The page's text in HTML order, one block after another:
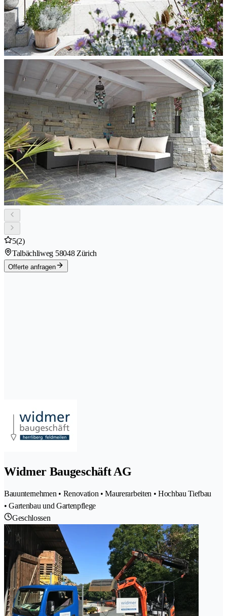
5(2)
Talbächliweg 58048 Zürich
Offerte anfragen
Widmer Baugeschäft AG
Bauunternehmen • Renovation • Maurerarbeiten • Hochbau Tiefbau
• Gartenbau und Gartenpflege
Geschlossen